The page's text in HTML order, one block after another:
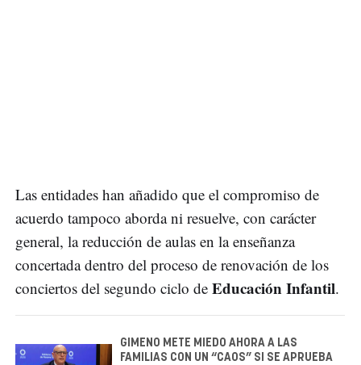
Las entidades han añadido que el compromiso de
acuerdo tampoco aborda ni resuelve, con carácter
general, la reducción de aulas en la enseñanza
concertada dentro del proceso de renovación de los
conciertos del segundo ciclo de Educación Infantil.
GIMENO METE MIEDO AHORA A LAS
FAMILIAS CON UN “CAOS” SI SE APRUEBA